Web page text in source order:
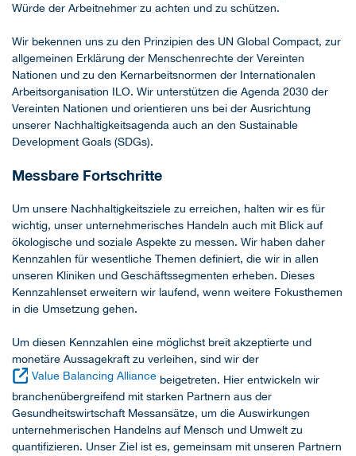
Würde der Arbeitnehmer zu achten und zu schützen.
Wir bekennen uns zu den Prinzipien des UN Global Compact, zur
allgemeinen Erklärung der Menschenrechte der Vereinten
Nationen und zu den Kernarbeitsnormen der Internationalen
Arbeitsorganisation ILO. Wir unterstützen die Agenda 2030 der
Vereinten Nationen und orientieren uns bei der Ausrichtung
unserer Nachhaltigkeitsagenda auch an den Sustainable
Development Goals (SDGs).
Messbare Fortschritte
Um unsere Nachhaltigkeitsziele zu erreichen, halten wir es für
wichtig, unser unternehmerisches Handeln auch mit Blick auf
ökologische und soziale Aspekte zu messen. Wir haben daher
Kennzahlen für wesentliche Themen definiert, die wir in allen
unseren Kliniken und Geschäftssegmenten erheben. Dieses
Kennzahlenset erweitern wir laufend, wenn weitere Fokusthemen
in die Umsetzung gehen.
Um diesen Kennzahlen eine möglichst breit akzeptierte und
monetäre Aussagekraft zu verleihen, sind wir der
Value Balancing Alliance beigetreten. Hier entwickeln wir
branchenübergreifend mit starken Partnern aus der
Gesundheitswirtschaft Messansätze, um die Auswirkungen
unternehmerischen Handelns auf Mensch und Umwelt zu
quantifizieren. Unser Ziel ist es, gemeinsam mit unseren Partnern